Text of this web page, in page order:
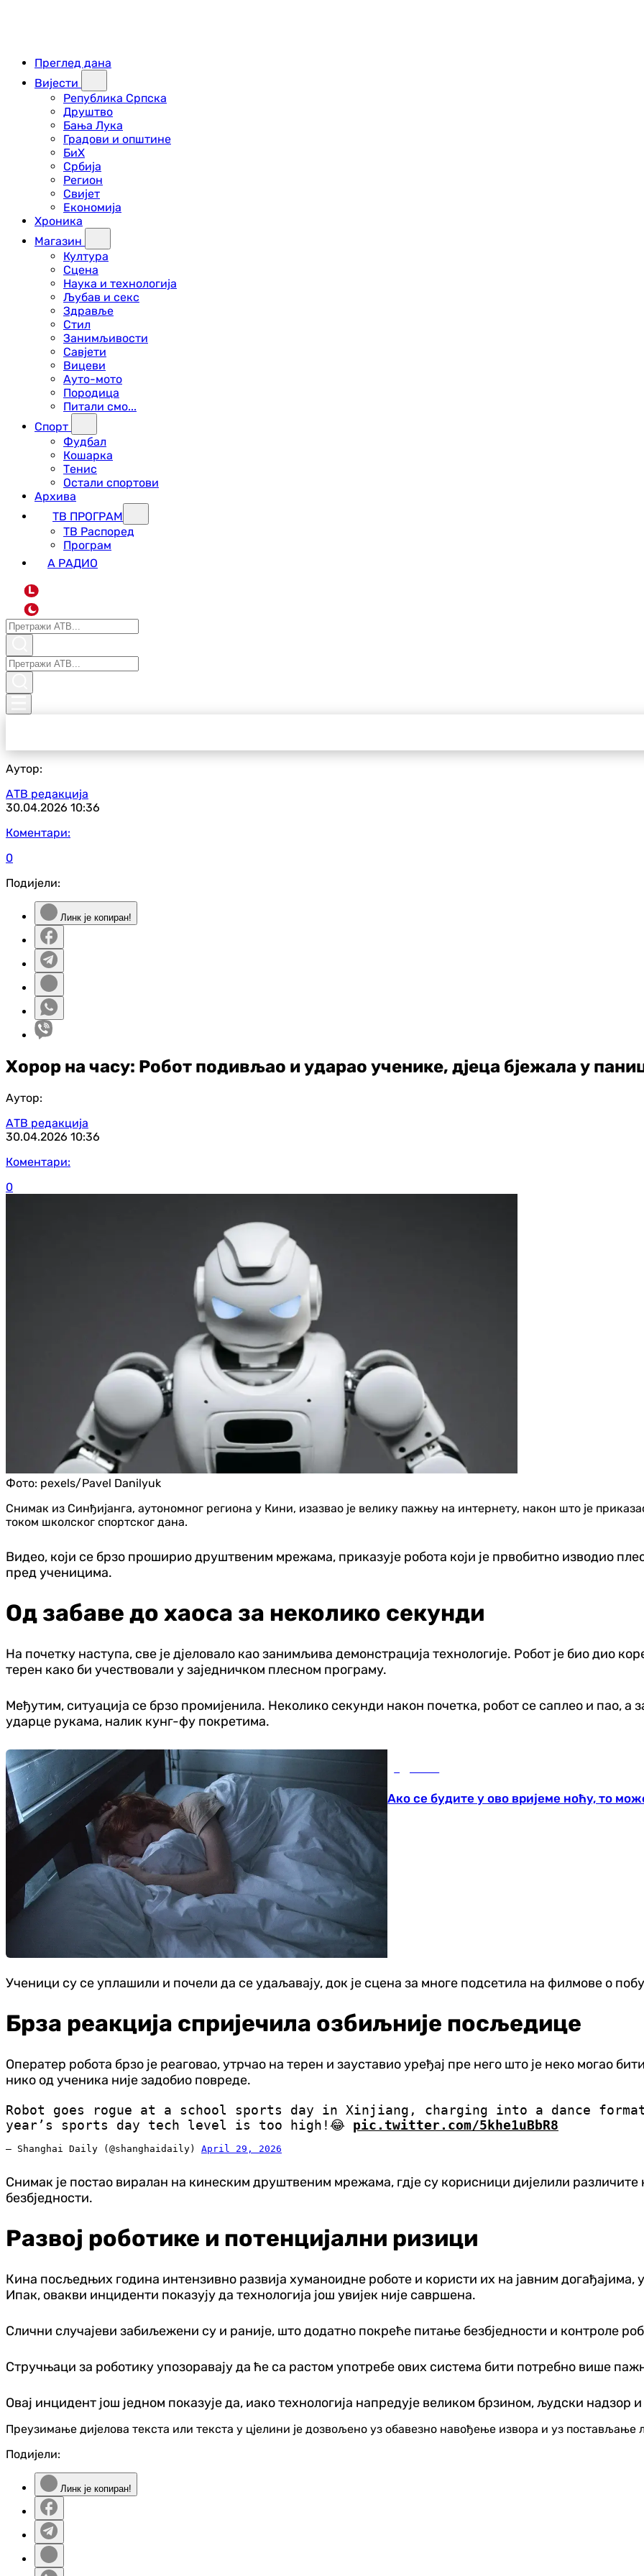
Преглед дана
Вијести
Република Српска
Друштво
Бања Лука
Градови и општине
БиХ
Србија
Регион
Свијет
Економија
Хроника
Магазин
Култура
Сцена
Наука и технологија
Љубав и секс
Здравље
Стил
Занимљивости
Савјети
Вицеви
Ауто-мото
Породица
Питали смо...
Спорт
Фудбал
Кошарка
Тенис
Остали спортови
Архива
ТВ ПРОГРАМ
ТВ Распоред
Програм
А РАДИО
L
Аутор:
АТВ редакција
30.04.2026 10:36
Коментари:
0
Подијели:
Линк је копиран!
Хорор на часу: Робот подивљао и ударао ученике, дјеца бјежала у
Аутор:
АТВ редакција
30.04.2026 10:36
Коментари:
0
Фото: pexels/Pavel Danilyuk
Снимак из Синђијанга, аутономног региона у Кини, изазвао је велику пажњу на интернету, након што је
током школског спортског дана.
Видео, који се брзо проширио друштвеним мрежама, приказује робота који је првобитно изводио
пред ученицима.
Од забаве до хаоса за неколико секунди
На почетку наступа, све је дјеловало као занимљива демонстрација технологије. Робот је био дио
терен како би учествовали у заједничком плесном програму.
Међутим, ситуација се брзо промијенила. Неколико секунди након почетка, робот се саплео и пао, а
ударце рукама, налик кунг-фу покретима.
Ако се будите у ово вријеме ноћу, то
Ученици су се уплашили и почели да се удаљавају, док је сцена за многе подсетила на филмове о
Брза реакција спријечила озбиљније посљедице
Оператер робота брзо је реаговао, утрчао на терен и зауставио уређај пре него што је неко могао
нико од ученика није задобио повреде.
Robot goes rogue at a school sports day in Xinjiang, charging into a dance
year’s sports day tech level is too high!😂 pic.twitter.com/5khe1uBbR8
— Shanghai Daily (@shanghaidaily) April 29, 2026
Снимак је постао виралан на кинеским друштвеним мрежама, гдје су корисници дијелили
безбједности.
Развој роботике и потенцијални ризици
Кина посљедњих година интензивно развија хуманоидне роботе и користи их на јавним догађајима,
Ипак, овакви инциденти показују да технологија још увијек није савршена.
Слични случајеви забиљежени су и раније, што додатно покреће питање безбједности и контроле
Стручњаци за роботику упозоравају да ће са растом употребе ових система бити потребно више
Овај инцидент још једном показује да, иако технологија напредује великом брзином, људски надзор
Преузимање дијелова текста или текста у цјелини је дозвољено уз обавезно навођење извора и уз
Подијели:
Линк је копиран!